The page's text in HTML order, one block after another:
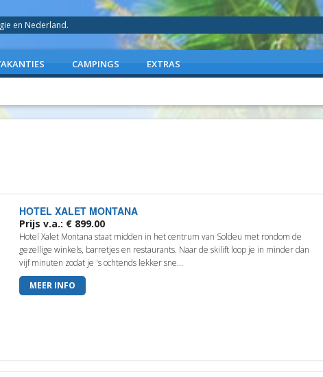
en Nederland.
CAMPINGS EXTRAS
HOTEL XALET MONTANA
Prijs v.a.: € 899.00
Hotel Xalet Montana staat midden in het centrum van Soldeu met rondom de
gezellige winkels, barretjes en restaurants. Naar de skilift loop je in minder dan
vijf minuten zodat je 's ochtends lekker sne...
MEER INFO